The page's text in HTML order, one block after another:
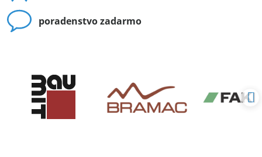
poradenstvo zadarmo